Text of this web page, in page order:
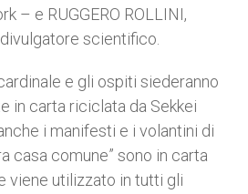
– e RUGGERO ROLLINI,
scientifico.
e gli ospiti siederanno
in carta riciclata da Sekkei
i manifesti e i volantini di
casa comune” sono in carta
viene utilizzato in tutti gli